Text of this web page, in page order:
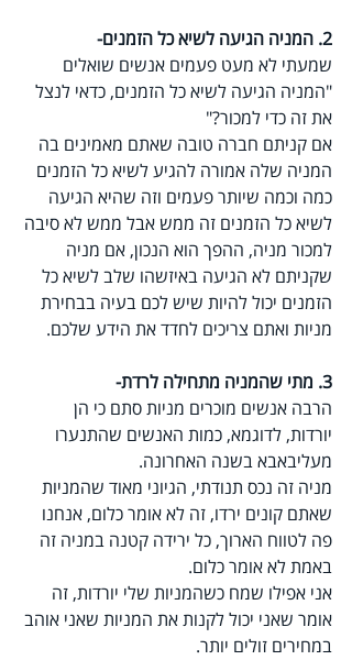
2. המניה הגיעה לשיא כל הזמנים-
שמעתי לא מעט פעמים אנשים שואלים
"המניה הגיעה לשיא כל הזמנים, כדאי לנצל
את זה כדי למכור?"
אם קניתם חברה טובה שאתם מאמינים בה
המניה שלה אמורה להגיע לשיא כל הזמנים
כמה וכמה שיותר פעמים וזה שהיא הגיעה
לשיא כל הזמנים זה ממש אבל ממש לא סיבה
למכור מניה, ההפך הוא הנכון, אם מניה
שקניתם לא הגיעה באיזשהו שלב לשיא כל
הזמנים יכול להיות שיש לכם בעיה בבחירת
מניות ואתם צריכים לחדד את הידע שלכם.
3. מתי שהמניה מתחילה לרדת-
הרבה אנשים מוכרים מניות סתם כי הן
יורדות, לדוגמא, כמות האנשים שהתנערו
מעליבאבא בשנה האחרונה.
מניה זה נכס תנודתי, הגיוני מאוד שהמניות
שאתם קונים ירדו, זה לא אומר כלום, אנחנו
פה לטווח הארוך, כל ירידה קטנה במניה זה
באמת לא אומר כלום.
אני אפילו שמח כשהמניות שלי יורדות, זה
אומר שאני יכול לקנות את המניות שאני אוהב
במחירים זולים יותר.